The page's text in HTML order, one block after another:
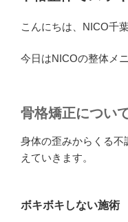
こんにちは、NICO千
今日はNICOの整体メ
骨格矯正につい
身体の歪みからくる
えていきます。
ボキボキしない施術